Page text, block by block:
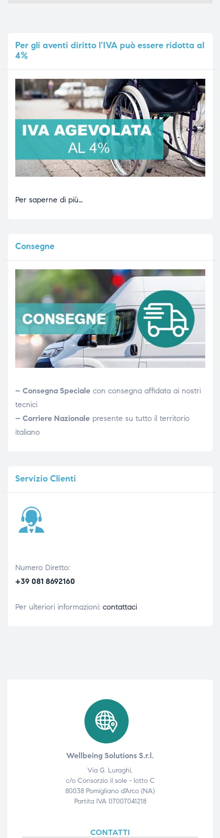
Pergli aventi diritto l’IVA può essere ridotta al
4%
Per saperne di più…
Consegne
– Consegna Specialecon consegna affidata ai nostri
tecnici
– Corriere Nazionalepresente su tutto il territorio
italiano
ServizioClienti
Numero Diretto:
+39 081 8692160
Per ulteriori informazioni: contattaci
Wellbeing Solutions S.r.l.
Via G. Luraghi,
c/o Consorzio il sole - lotto C
80038 Pomigliano d'Arco (NA)
Partita IVA 07007041218
CONTATTI